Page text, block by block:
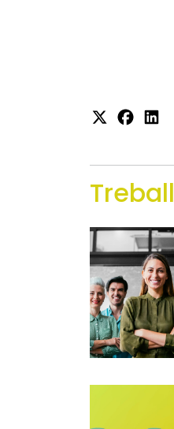
Treball